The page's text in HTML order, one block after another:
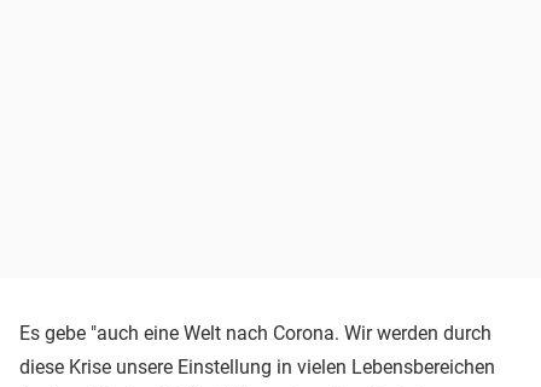
Es gebe "auch eine Welt nach Corona. Wir werden durch
diese Krise unsere Einstellung in vielen Lebensbereichen